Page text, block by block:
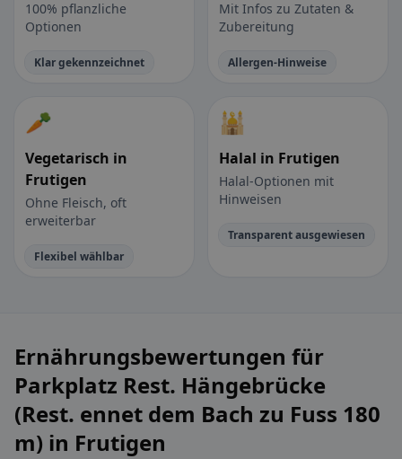
100% pflanzliche
Optionen
Klar gekennzeichnet
Mit Infos zu Zutaten &
Zubereitung
Allergen-Hinweise
🥕
Vegetarisch in
Frutigen
Ohne Fleisch, oft
erweiterbar
Flexibel wählbar
🕌
Halal in Frutigen
Halal-Optionen mit
Hinweisen
Transparent ausgewiesen
Ernährungsbewertungen für
Parkplatz Rest. Hängebrücke
(Rest. ennet dem Bach zu Fuss 180
m) in Frutigen